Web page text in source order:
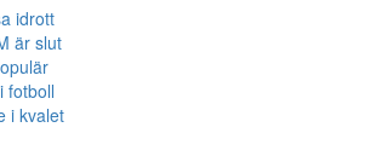
idrott
är slut
fotboll
i kvalet